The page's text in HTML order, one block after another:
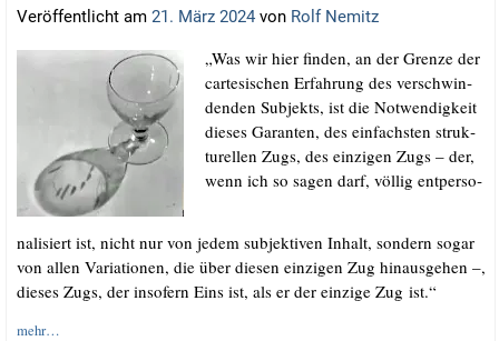
Veröffentlicht am 21. März 2024 von Rolf Nemitz
„Was wir hier fin­den, an der Gren­ze der
car­te­si­schen Erfah­rung des ver­schwin­
den­den Sub­jekts, ist die Not­wen­dig­keit
die­ses Garan­ten, des ein­fachs­ten struk­
tu­rel­len Zugs, des ein­zi­gen Zugs – der,
wenn ich so sagen darf, völ­lig ent­per­so­
na­li­siert ist, nicht nur von jedem sub­jek­ti­ven Inhalt, son­dern sogar
von allen Varia­tio­nen, die über die­sen ein­zi­gen Zug hin­aus­ge­hen –,
die­ses Zugs, der inso­fern Eins ist, als er der ein­zi­ge Zug ist.“
mehr…